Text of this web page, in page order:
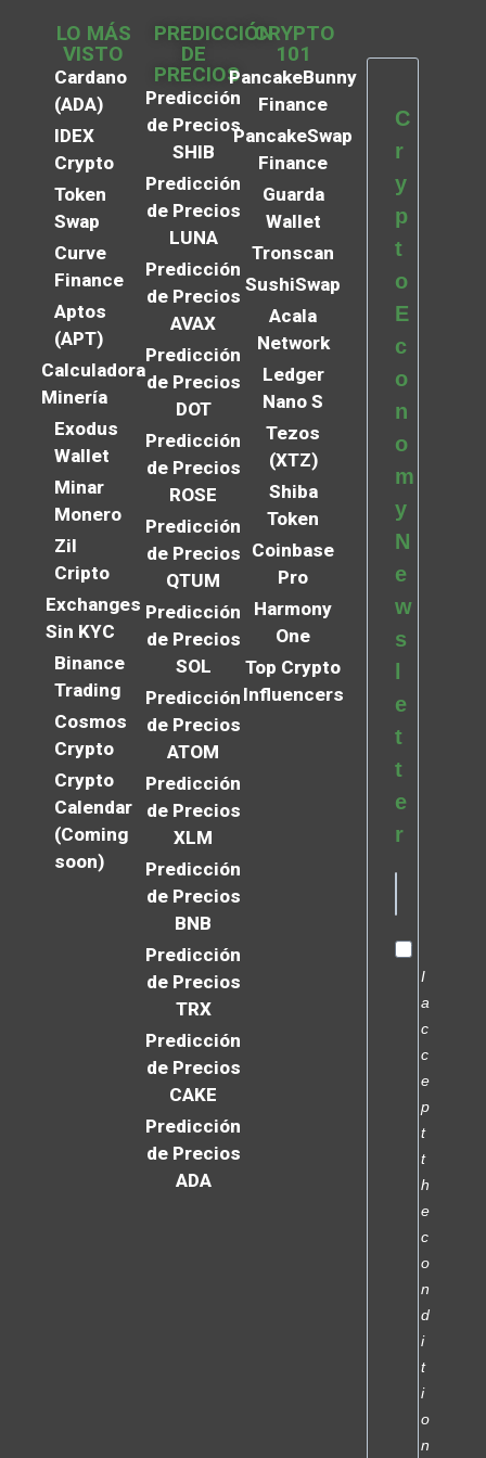
LO MÁS
VISTO
Cardano
(ADA)
IDEX
Crypto
Token
Swap
Curve
Finance
Aptos
(APT)
Calculadora
Minería
Exodus
Wallet
Minar
Monero
Zil
Cripto
Exchanges
Sin KYC
Binance
Trading
Cosmos
Crypto
Crypto
Calendar
(Coming
soon)
PREDICCIÓN
DE
PRECIOS
Predicción
de Precios
SHIB
Predicción
de Precios
LUNA
Predicción
de Precios
AVAX
Predicción
de Precios
DOT
Predicción
de Precios
ROSE
Predicción
de Precios
QTUM
Predicción
de Precios
SOL
Predicción
de Precios
ATOM
Predicción
de Precios
XLM
Predicción
de Precios
BNB
Predicción
de Precios
TRX
Predicción
de Precios
CAKE
Predicción
de Precios
ADA
CRYPTO
101
PancakeBunny
Finance
PancakeSwap
Finance
Guarda
Wallet
Tronscan
SushiSwap
Acala
Network
Ledger
Nano S
Tezos
(XTZ)
Shiba
Token
Coinbase
Pro
Harmony
One
Top Crypto
Influencers
C
r
y
p
t
o
E
c
o
n
o
m
y
N
e
w
s
l
e
t
t
e
r
I
a
c
c
e
p
t
t
h
e
c
o
n
d
i
t
i
o
n